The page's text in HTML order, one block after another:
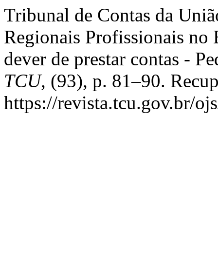
Tribunal de Contas da
Regionais Profissionais no
dever de prestar contas -
TCU, (93), p. 81–90.
https://revista.tcu.gov.br/